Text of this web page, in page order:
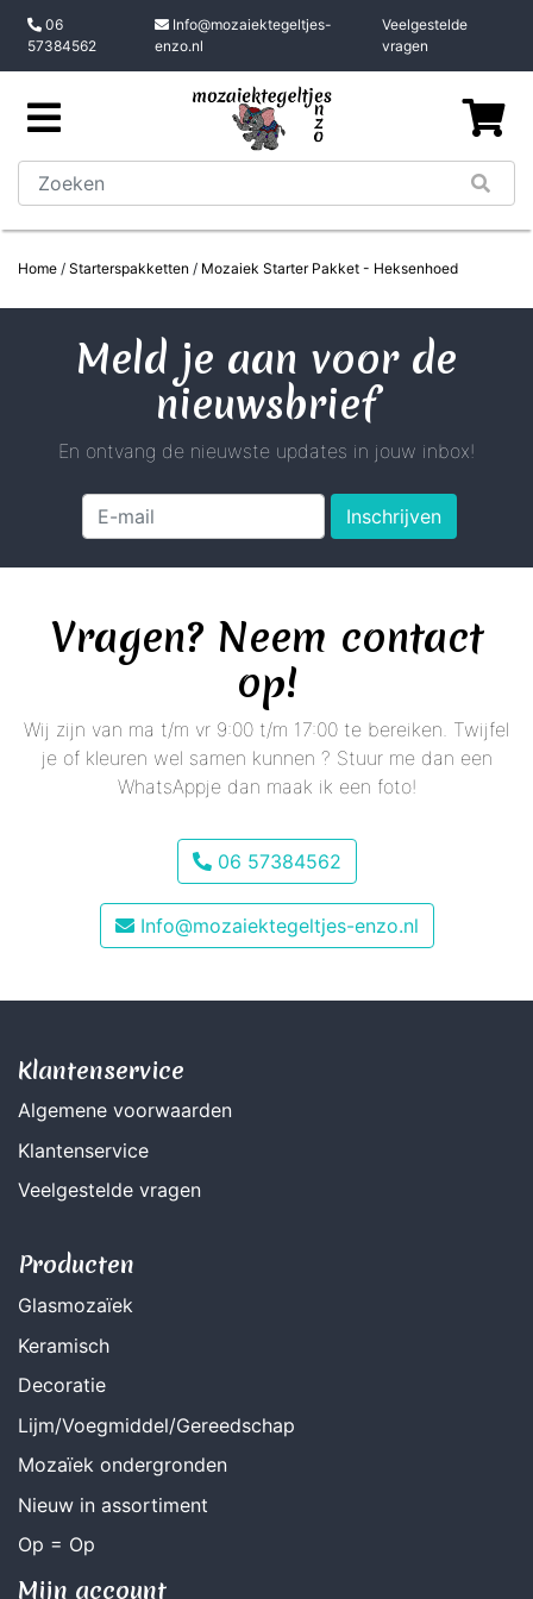
06
57384562
Info@mozaiektegeltjes-
enzo.nl
Veelgestelde
vragen
Home / Starterspakketten / Mozaiek Starter Pakket - Heksenhoed
Meld je aan voor de
nieuwsbrief
En ontvang de nieuwste updates in jouw inbox!
Inschrijven
Vragen? Neem contact
op!
Wij zijn van ma t/m vr 9:00 t/m 17:00 te bereiken. Twijfel
je of kleuren wel samen kunnen ? Stuur me dan een
WhatsAppje dan maak ik een foto!
06 57384562
Info@mozaiektegeltjes-enzo.nl
Klantenservice
Algemene voorwaarden
Klantenservice
Veelgestelde vragen
Producten
Glasmozaïek
Keramisch
Decoratie
Lijm/Voegmiddel/Gereedschap
Mozaïek ondergronden
Nieuw in assortiment
Op = Op
Mijn account